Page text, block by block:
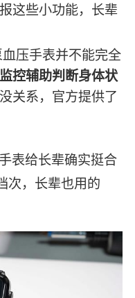
这些小功能，长辈
压手表并不能完全
控辅助判断身体状
关系，官方提供了
表给长辈确实挺合
次，长辈也用的